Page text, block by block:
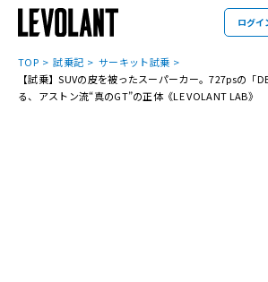
ログイ
TOP 試乗記
サーキット試乗
【試乗】SUVの皮を被ったスーパーカー。727psの「
る、アストン流“真のGT”の正体《LE VOLANT LAB》